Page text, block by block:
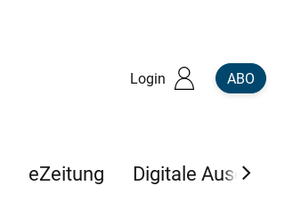
Login ABO
eZeitung Digitale Ausgaben